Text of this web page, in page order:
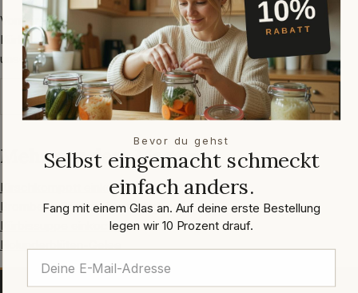
Vom ersten Glas Erdbeermarmelade bis zur eingekochten
Kürbissuppe: Wählen Sie die passende Größe und folgen Sie
unseren erprobten Rezepten.
Einmachgläser ansehen →
Mehr aus dem Magazin
Kirschkompott einkochen
Brombeer-Pfeffer-Marmelade
Kürbissuppe einkochen
Holunderblüten-Gelee
Bevor du gehst
Selbst eingemacht schmeckt
einfach anders.
Fang mit einem Glas an. Auf deine erste Bestellung
legen wir 10 Prozent drauf.